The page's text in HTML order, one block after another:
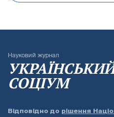
Науковий журнал
СОЦІУМ
Відповідно до рішення